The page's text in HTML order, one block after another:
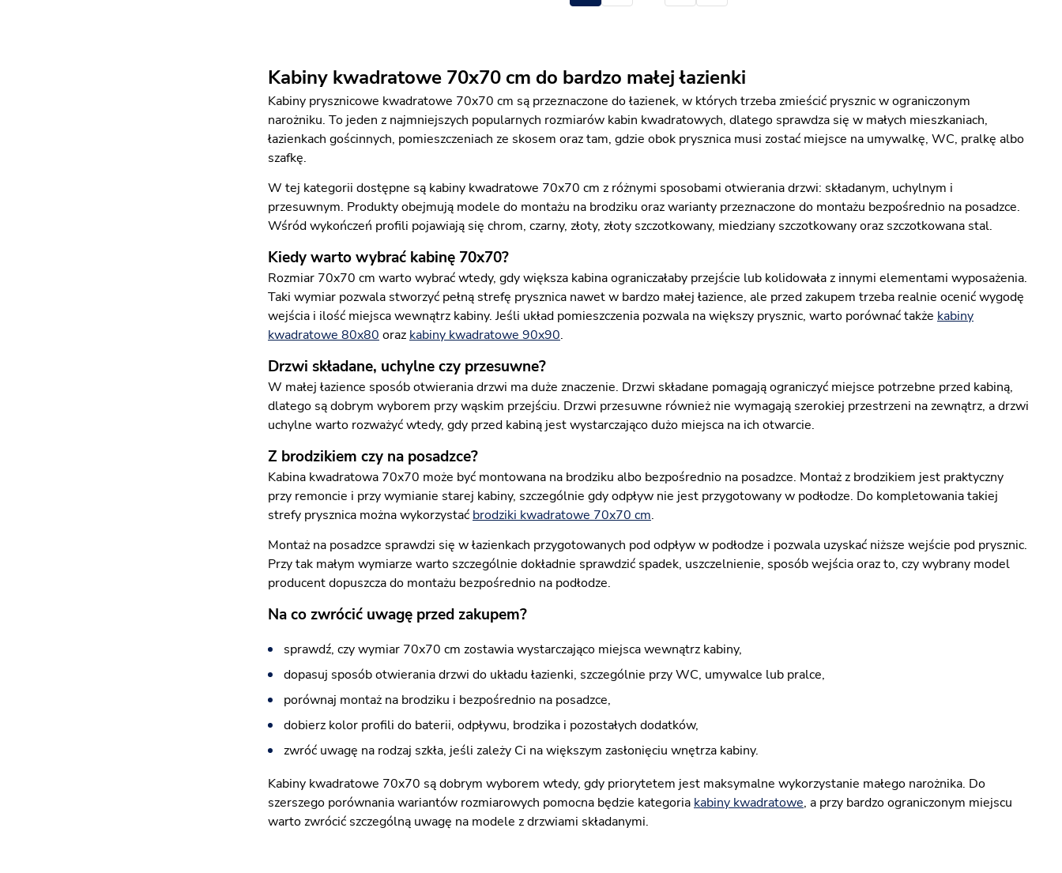
Kabiny kwadratowe 70x70 cm do bardzo małej łazienki
Kabiny prysznicowe kwadratowe 70x70 cm są przeznaczone do łazienek, w których trzeba zmieścić prysznic w ograniczonym
narożniku. To jeden z najmniejszych popularnych rozmiarów kabin kwadratowych, dlatego sprawdza się w małych mieszkaniach,
łazienkach gościnnych, pomieszczeniach ze skosem oraz tam, gdzie obok prysznica musi zostać miejsce na umywalkę, WC, pralkę albo
szafkę.
W tej kategorii dostępne są kabiny kwadratowe 70x70 cm z różnymi sposobami otwierania drzwi: składanym, uchylnym i
przesuwnym. Produkty obejmują modele do montażu na brodziku oraz warianty przeznaczone do montażu bezpośrednio na posadzce.
Wśród wykończeń profili pojawiają się chrom, czarny, złoty, złoty szczotkowany, miedziany szczotkowany oraz szczotkowana stal.
Kiedy warto wybrać kabinę 70x70?
Rozmiar 70x70 cm warto wybrać wtedy, gdy większa kabina ograniczałaby przejście lub kolidowała z innymi elementami wyposażenia.
Taki wymiar pozwala stworzyć pełną strefę prysznica nawet w bardzo małej łazience, ale przed zakupem trzeba realnie ocenić wygodę
wejścia i ilość miejsca wewnątrz kabiny. Jeśli układ pomieszczenia pozwala na większy prysznic, warto porównać także kabiny
kwadratowe 80x80 oraz kabiny kwadratowe 90x90.
Drzwi składane, uchylne czy przesuwne?
W małej łazience sposób otwierania drzwi ma duże znaczenie. Drzwi składane pomagają ograniczyć miejsce potrzebne przed kabiną,
dlatego są dobrym wyborem przy wąskim przejściu. Drzwi przesuwne również nie wymagają szerokiej przestrzeni na zewnątrz, a drzwi
uchylne warto rozważyć wtedy, gdy przed kabiną jest wystarczająco dużo miejsca na ich otwarcie.
Z brodzikiem czy na posadzce?
Kabina kwadratowa 70x70 może być montowana na brodziku albo bezpośrednio na posadzce. Montaż z brodzikiem jest praktyczny
przy remoncie i przy wymianie starej kabiny, szczególnie gdy odpływ nie jest przygotowany w podłodze. Do kompletowania takiej
strefy prysznica można wykorzystać brodziki kwadratowe 70x70 cm.
Montaż na posadzce sprawdzi się w łazienkach przygotowanych pod odpływ w podłodze i pozwala uzyskać niższe wejście pod prysznic.
Przy tak małym wymiarze warto szczególnie dokładnie sprawdzić spadek, uszczelnienie, sposób wejścia oraz to, czy wybrany model
producent dopuszcza do montażu bezpośrednio na podłodze.
Na co zwrócić uwagę przed zakupem?
sprawdź, czy wymiar 70x70 cm zostawia wystarczająco miejsca wewnątrz kabiny,
dopasuj sposób otwierania drzwi do układu łazienki, szczególnie przy WC, umywalce lub pralce,
porównaj montaż na brodziku i bezpośrednio na posadzce,
dobierz kolor profili do baterii, odpływu, brodzika i pozostałych dodatków,
zwróć uwagę na rodzaj szkła, jeśli zależy Ci na większym zasłonięciu wnętrza kabiny.
Kabiny kwadratowe 70x70 są dobrym wyborem wtedy, gdy priorytetem jest maksymalne wykorzystanie małego narożnika. Do
szerszego porównania wariantów rozmiarowych pomocna będzie kategoria kabiny kwadratowe, a przy bardzo ograniczonym miejscu
warto zwrócić szczególną uwagę na modele z drzwiami składanymi.